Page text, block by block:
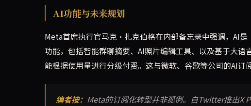
AI功能与未来规划
Meta首席执行官马克·扎克伯格在内部备忘录中强调，AI
功能，包括智能群聊摘要、AI照片编辑工具、以及基于大
能根据使用量进行分级付费。这与微软、谷歌等公司的AI订
编者按： Meta的订阅化转型并非孤例。自Twitter推出X